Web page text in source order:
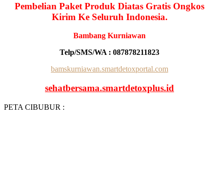
Pembelian Paket Produk Diatas Gratis Ongkos
Kirim Ke Seluruh Indonesia.
Bambang Kurniawan
Telp/SMS/WA : 087878211823
bamskurniawan.smartdetoxportal.com
sehatbersama.smartdetoxplus.id
PETA CIBUBUR :